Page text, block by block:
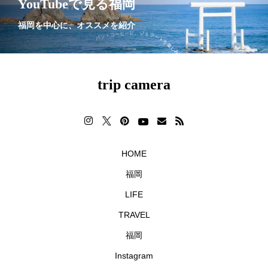
YouTubeで見る福岡
福岡を中心に、オススメを紹介
trip camera
HOME
福岡
LIFE
TRAVEL
福岡
Instagram